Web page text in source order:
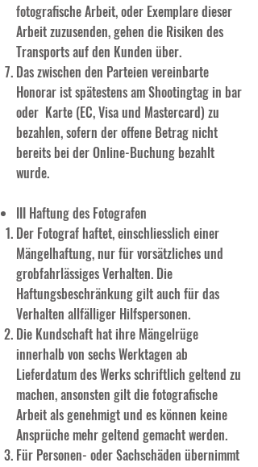
fotografische Arbeit, oder Exemplare dieser
Arbeit zuzusenden, gehen die Risiken des
Transports auf den Kunden über.
Das zwischen den Parteien vereinbarte
Honorar ist spätestens am Shootingtag in bar
oder Karte (EC, Visa und Mastercard) zu
bezahlen, sofern der offene Betrag nicht
bereits bei der Online-Buchung bezahlt
wurde.
III Haftung des Fotografen
Der Fotograf haftet, einschliesslich einer
Mängelhaftung, nur für vorsätzliches und
grobfahrlässiges Verhalten. Die
Haftungsbeschränkung gilt auch für das
Verhalten allfälliger Hilfspersonen.
Die Kundschaft hat ihre Mängelrüge
innerhalb von sechs Werktagen ab
Lieferdatum des Werks schriftlich geltend zu
machen, ansonsten gilt die fotografische
Arbeit als genehmigt und es können keine
Ansprüche mehr geltend gemacht werden.
Für Personen- oder Sachschäden übernimmt